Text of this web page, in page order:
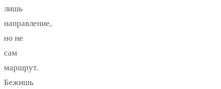
лишь
направление,
но не
сам
маршрут.
Бежишь